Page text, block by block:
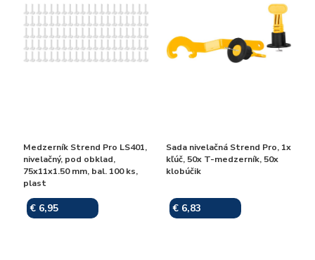
Medzerník Strend Pro LS401,
nivelačný, pod obklad,
75x11x1.50 mm, bal. 100 ks,
plast
€ 6,95
Sada nivelačná Strend Pro, 1x
kľúč, 50x T-medzerník, 50x
klobúčik
€ 6,83